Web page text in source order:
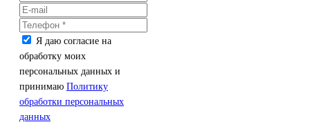
Я даю согласие на
обработку моих
персональных данных и
принимаю Политику
обработки персональных
данных